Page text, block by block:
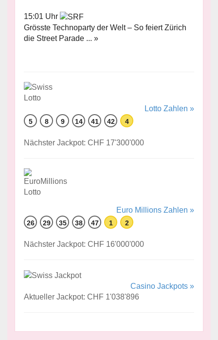
15:01 Uhr
Grösste Technoparty der Welt – So feiert Zürich
die Street Parade ... »
Lotto Zahlen »
5 8 9 14 41 42 4
Nächster Jackpot: CHF 17'300'000
Euro Millions Zahlen »
26 29 35 38 47 1 2
Nächster Jackpot: CHF 16'000'000
Casino Jackpots »
Aktueller Jackpot: CHF 1'038'896